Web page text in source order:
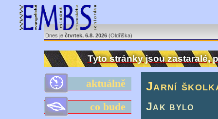
Dnes je čtvrtek, 6.8. 2026 (Oldřiška)
Tyto stránky jsou zastaralé,
aktuálně
co bude
Jarní
Jak bylo